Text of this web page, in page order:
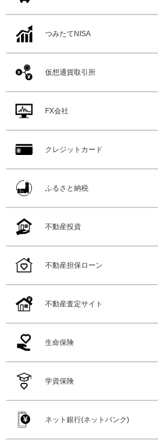
つみたてNISA
仮想通貨取引所
FX会社
クレジットカード
ふるさと納税
不動産投資
不動産担保ローン
不動産査定サイト
生命保険
学資保険
ネット銀行(ネットバンク)